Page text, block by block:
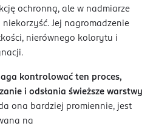
ochronną, ale w nadmiarze
Jej nagromadzenie
nierównego kolorytu i
kontrolować ten proces,
i odsłania świeższe warstwy
ona bardziej promiennie, jest
na